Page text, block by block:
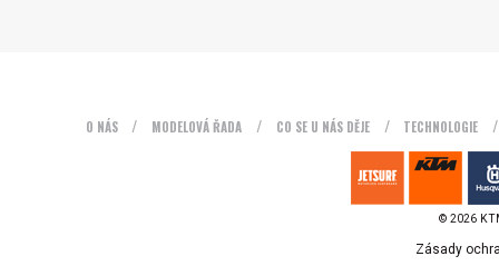
© 2026
Zásady
O NÁS MODELOVÁ ŘADA CO SE U NÁS DĚJE TECHNOLOGIE